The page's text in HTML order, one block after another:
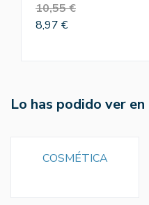
10,55 €
8,97 €
Lo has podido ver en
COSMÉTICA